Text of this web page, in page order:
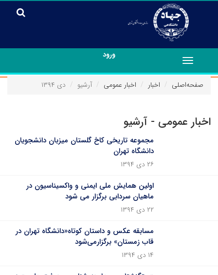
ورود
Toggle
navigation
صفحه‌اصلی
اخبار اخبار عمومی آرشیو دی ۱۳۹۴
اخبار عمومی - آرشیو
مجموعه تاریخی کاخ گلستان میزبان دانشجویان
دانشگاه تهران
۲۶ دی ۱۳۹۴
اولین همایش ملی ایمنی و واکسیناسیون در
ماهیان سردابی برگزار می شود
۲۲ دی ۱۳۹۴
مسابقه عکس و داستان کوتاه«دانشگاه تهران در
قاب زمستان» برگزارمی‌شود
۱۴ دی ۱۳۹۴